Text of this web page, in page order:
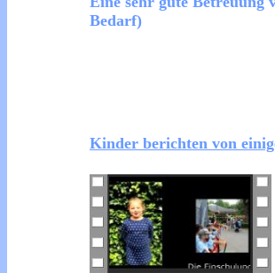
Bedarf)
Kinder berichten von